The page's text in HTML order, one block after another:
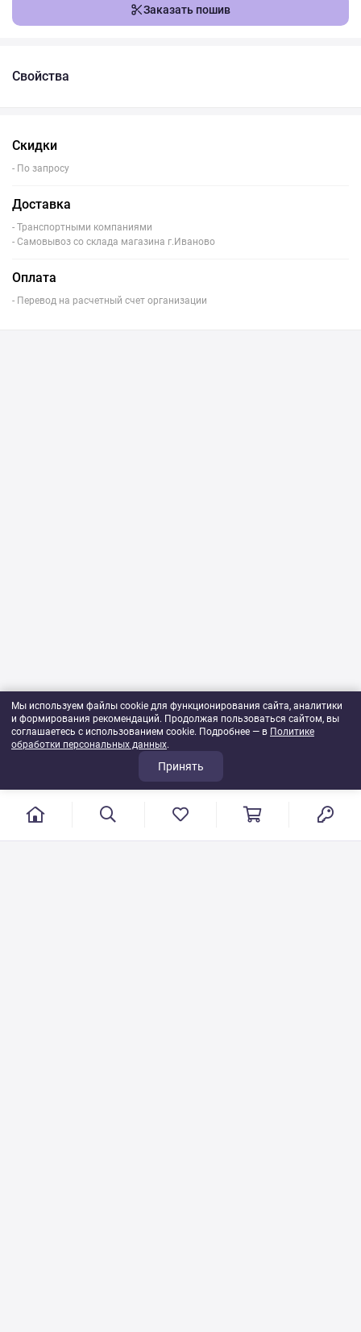
Заказать пошив
Свойства
Скидки
- По запросу
Доставка
- Транспортными компаниями
- Самовывоз со склада магазина г.Иваново
Оплата
- Перевод на расчетный счет организации
Мы используем файлы cookie для функционирования сайта, аналитики
и формирования рекомендаций. Продолжая пользоваться сайтом, вы
соглашаетесь с использованием cookie. Подробнее — в Политике
обработки персональных данных.
Принять